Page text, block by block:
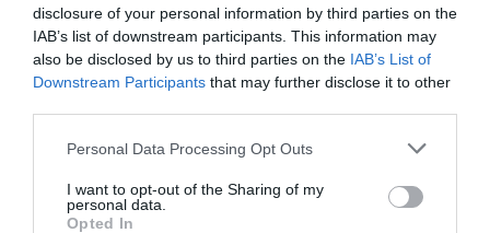
disclosure of your personal information by third parties on the
IAB’s list of downstream participants. This information may
also be disclosed by us to third parties on the IAB’s List of
Downstream Participants that may further disclose it to other
Personal Data Processing Opt Outs
I want to opt-out of the Sharing of my
personal data.
Opted In
RELACIONADES